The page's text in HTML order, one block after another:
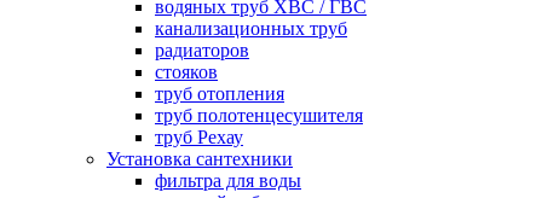
водяных труб ХВС / ГВС
канализационных труб
радиаторов
стояков
труб отопления
труб полотенцесушителя
труб Рехау
Установка сантехники
фильтра для воды